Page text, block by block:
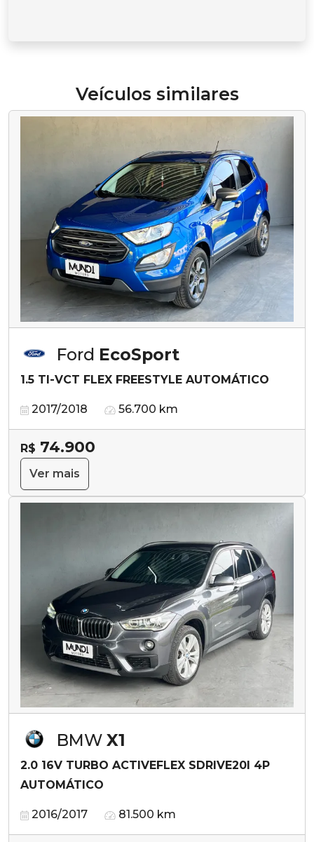
Veículos similares
Ford EcoSport
1.5 TI-VCT FLEX FREESTYLE AUTOMÁTICO
2017/2018 56.700 km
R$ 74.900
Ver mais
BMW X1
2.0 16V TURBO ACTIVEFLEX SDRIVE20I 4P
AUTOMÁTICO
2016/2017 81.500 km